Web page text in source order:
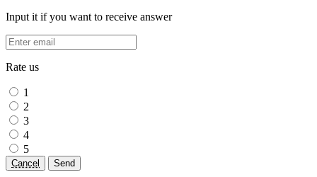
Input it if you want to receive answer
Rate us
1
2
3
4
5
Cancel Send